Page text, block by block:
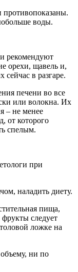
противопоказаны.
воды.
рекомендуют
орехи, щавель и,
сейчас в разгаре.
печени во все
или волокна. Их
– не менее
от которого
спелым.
при
наладить диету.
пища,
следует
ложке на
ни по